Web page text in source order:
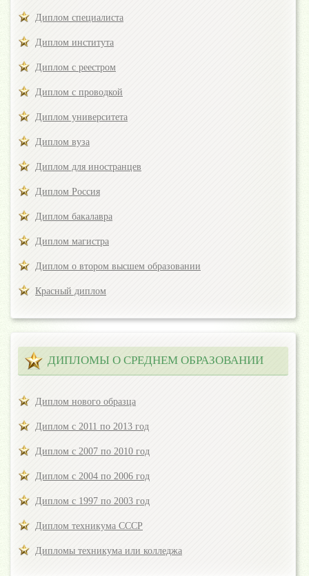
Диплом специалиста
Диплом института
Диплом с реестром
Диплом с проводкой
Диплом университета
Диплом вуза
Диплом для иностранцев
Диплом Россия
Диплом бакалавра
Диплом магистра
Диплом о втором высшем образовании
Красный диплом
ДИПЛОМЫ О СРЕДНЕМ ОБРАЗОВАНИИ
Диплом нового образца
Диплом с 2011 по 2013 год
Диплом с 2007 по 2010 год
Диплом с 2004 по 2006 год
Диплом с 1997 по 2003 год
Диплом техникума СССР
Дипломы техникума или колледжа